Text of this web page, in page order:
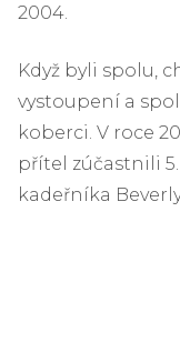
2004.
Když byli spolu,
vystoupení a
koberci. V roce
přítel zúčastnili
kadeřníka